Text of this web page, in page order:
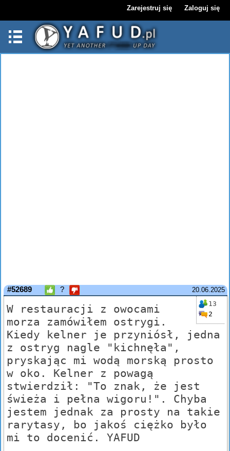
Zarejestruj się Zaloguj się
20.06.2025
#52689 ?
13
2
W restauracji z owocami
morza zamówiłem ostrygi.
Kiedy kelner je przyniósł, jedna
z ostryg nagle "kichnęła",
pryskając mi wodą morską prosto
w oko. Kelner z powagą
stwierdził: "To znak, że jest
świeża i pełna wigoru!". Chyba
jestem jednak za prosty na takie
rarytasy, bo jakoś ciężko było
mi to docenić. YAFUD